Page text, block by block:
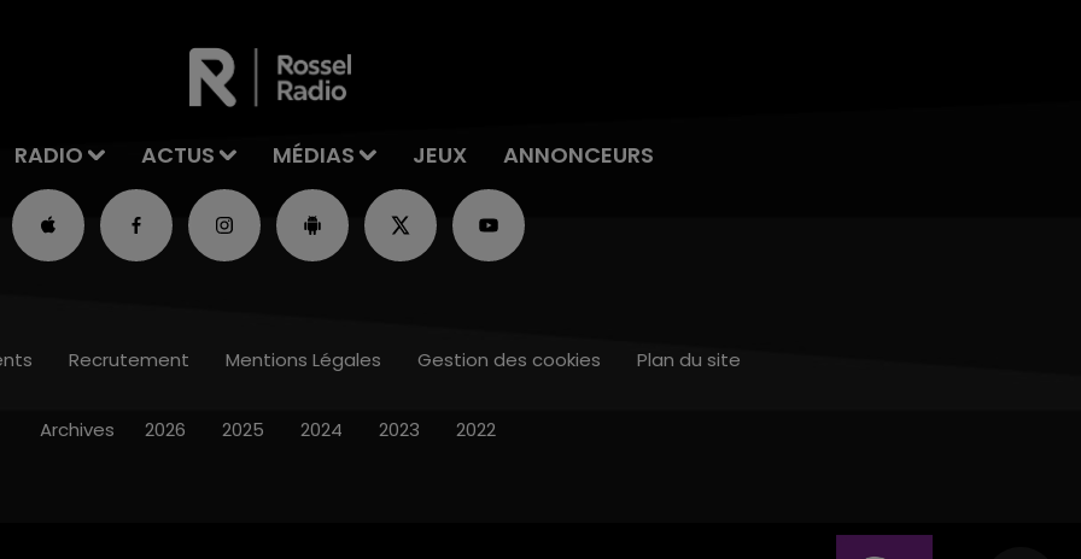
RADIO ACTUS MÉDIAS JEUX ANNONCEURS
Recrutement Mentions Légales Gestion des cookies Plan du site
Archives 2026 2025 2024 2023 2022